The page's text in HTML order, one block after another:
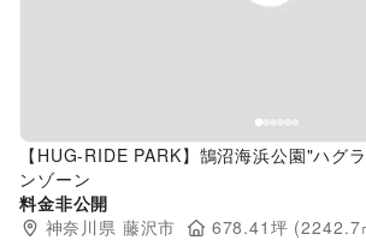
【HUG-RIDE PARK】鵠沼海浜公園"ハグ
ンゾーン
料金非公開
神奈川県 藤沢市 678.41 坪 (2242.7